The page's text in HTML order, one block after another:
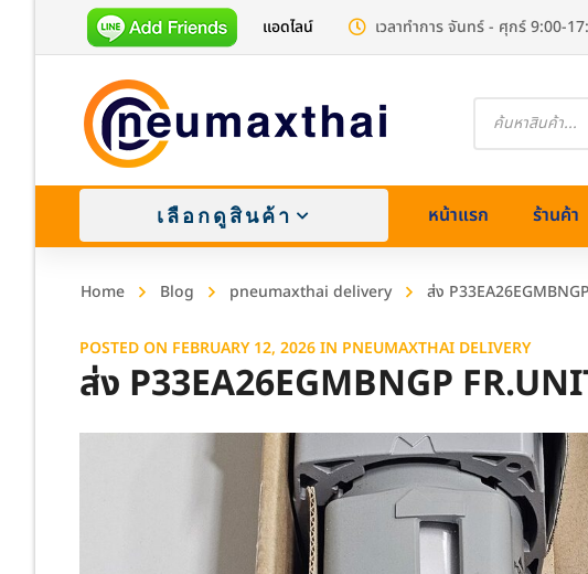
แอดไลน์ เวลาทำการ จันทร์ - ศุกร์ 9:00-
Products
เลือกดูสินค้า
Stainless (สแตนเลส)
Cast Iron (เหล็กหล่อ)
หน้าแรก ร้านค้า
Home Blog pneumaxthai delivery ส่ง
POSTED ON FEBRUARY 12, 2026IN PNEUMAXTHAI DELIVERY
ส่ง P33EA26EGMBNGP